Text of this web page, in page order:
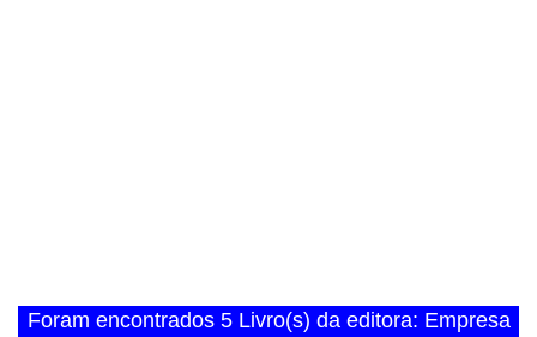
Foram encontrados 5 Livro(s) da editora: Empresa